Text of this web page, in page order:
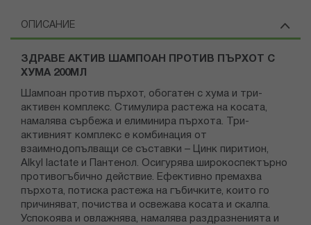
ОПИСАНИЕ
ЗДРАВЕ АКТИВ ШАМПОАН ПРОТИВ ПЪРХОТ С
ХУМА 200МЛ
Шампоан против пърхот, обогатен с хума и три-
активен комплекс. Стимулира растежа на косата,
намалява сърбежа и елиминира пърхота. Три-
активният комплекс е комбинация от
взаимнодопълващи се съставки – Цинк пиритион,
Alkyl lactate и Пантенол. Осигурява широкоспектърно
противогъбично действие. Ефективно премахва
пърхота, потиска растежа на гъбичките, които го
причиняват, почиства и освежава косата и скалпа.
Успокоява и овлажнява, намалява раздразненията и